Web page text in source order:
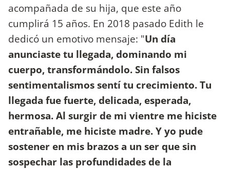
acompañada de su hija, que este año
cumplirá 15 años. En 2018 pasado Edith le
dedicó un emotivo mensaje: "Un día
anunciaste tu llegada, dominando mi
cuerpo, transformándolo. Sin falsos
sentimentalismos sentí tu crecimiento. Tu
llegada fue fuerte, delicada, esperada,
hermosa. Al surgir de mi vientre me hiciste
entrañable, me hiciste madre. Y yo pude
sostener en mis brazos a un ser que sin
sospechar las profundidades de la